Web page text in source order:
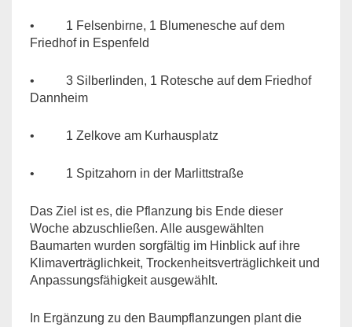
• 1 Felsenbirne, 1 Blumenesche auf dem
Friedhof in Espenfeld
• 3 Silberlinden, 1 Rotesche auf dem Friedhof
Dannheim
• 1 Zelkove am Kurhausplatz
• 1 Spitzahorn in der Marlittstraße
Das Ziel ist es, die Pflanzung bis Ende dieser
Woche abzuschließen. Alle ausgewählten
Baumarten wurden sorgfältig im Hinblick auf ihre
Klimaverträglichkeit, Trockenheitsverträglichkeit und
Anpassungsfähigkeit ausgewählt.
In Ergänzung zu den Baumpflanzungen plant die